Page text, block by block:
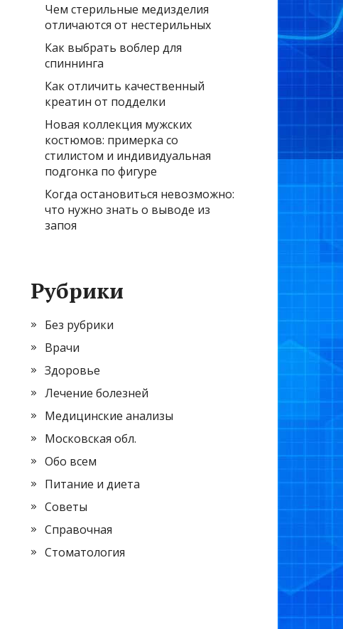
Чем стерильные медизделия
отличаются от нестерильных
Как выбрать воблер для
спиннинга
Как отличить качественный
креатин от подделки
Новая коллекция мужских
костюмов: примерка со
стилистом и индивидуальная
подгонка по фигуре
Когда остановиться невозможно:
что нужно знать о выводе из
запоя
Рубрики
Без рубрики
Врачи
Здоровье
Лечение болезней
Медицинские анализы
Московская обл.
Обо всем
Питание и диета
Советы
Справочная
Стоматология